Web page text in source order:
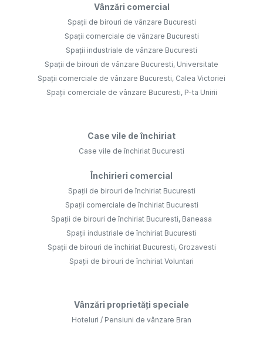
Vânzări comercial
Spații de birouri de vânzare Bucuresti
Spații comerciale de vânzare Bucuresti
Spații industriale de vânzare Bucuresti
Spații de birouri de vânzare Bucuresti, Universitate
Spații comerciale de vânzare Bucuresti, Calea Victoriei
Spații comerciale de vânzare Bucuresti, P-ta Unirii
Case vile de închiriat
Case vile de închiriat Bucuresti
Închirieri comercial
Spații de birouri de închiriat Bucuresti
Spații comerciale de închiriat Bucuresti
Spații de birouri de închiriat Bucuresti, Baneasa
Spații industriale de închiriat Bucuresti
Spații de birouri de închiriat Bucuresti, Grozavesti
Spații de birouri de închiriat Voluntari
Vânzări proprietăți speciale
Hoteluri / Pensiuni de vânzare Bran